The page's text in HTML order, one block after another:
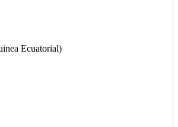
Ecuatorial)